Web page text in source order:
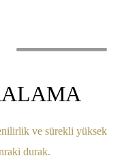
ve sürekli yüksek
durak.